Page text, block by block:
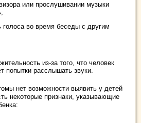
или прослушивании музыки
голоса во время беседы с другим
из-за того, что человек
попытки расслышать звуки.
нет возможности выявить у детей
некоторые признаки, указывающие